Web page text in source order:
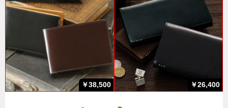
￥38,500 ￥26,400